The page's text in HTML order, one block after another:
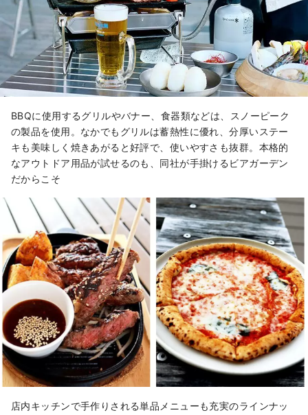
BBQに使用するグリルやバナー、食器類などは、スノーピーク
の製品を使用。なかでもグリルは蓄熱性に優れ、分厚いステー
キも美味しく焼きあがると好評で、使いやすさも抜群。本格的
なアウトドア用品が試せるのも、同社が手掛けるビアガーデン
だからこそ
店内キッチンで手作りされる単品メニューも充実のラインナッ